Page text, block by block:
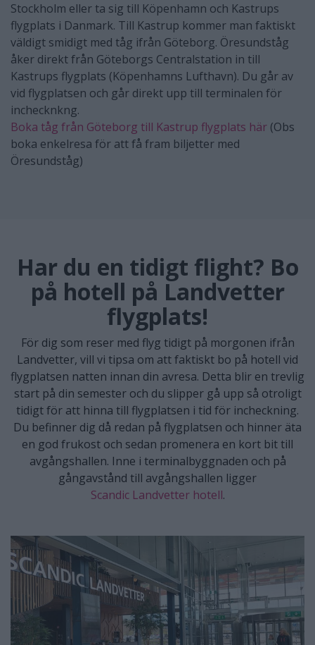
Stockholm eller ta sig till Köpenhamn och Kastrups
flygplats i Danmark. Till Kastrup kommer man faktiskt
väldigt smidigt med tåg ifrån Göteborg. Öresundståg
åker direkt från Göteborgs Centralstation in till
Kastrups flygplats (Köpenhamns Lufthavn). Du går av
vid flygplatsen och går direkt upp till terminalen för
inchecknkng.
Boka tåg från Göteborg till Kastrup flygplats här (Obs
boka enkelresa för att få fram biljetter med
Öresundståg)
Har du en tidigt flight? Bo
på hotell på Landvetter
flygplats!
För dig som reser med flyg tidigt på morgonen ifrån
Landvetter, vill vi tipsa om att faktiskt bo på hotell vid
flygplatsen natten innan din avresa. Detta blir en trevlig
start på din semester och du slipper gå upp så otroligt
tidigt för att hinna till flygplatsen i tid för incheckning.
Du befinner dig då redan på flygplatsen och hinner äta
en god frukost och sedan promenera en kort bit till
avgångshallen. Inne i terminalbyggnaden och på
gångavstånd till avgångshallen ligger
Scandic Landvetter hotell.